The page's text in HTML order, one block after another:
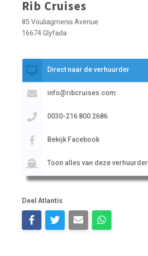
Rib Cruises
85 Vouliagmenis Avenue
16674 Glyfada
Direct naar de verhuurder
info@ribcruises.com
0030-216 800 2686
Bekijk Facebook
Toon alles van deze verhuurder
Deel Atlantis